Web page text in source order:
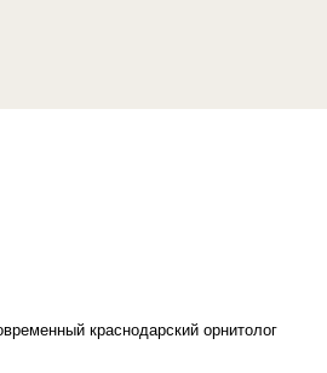
краснодарский орнитолог